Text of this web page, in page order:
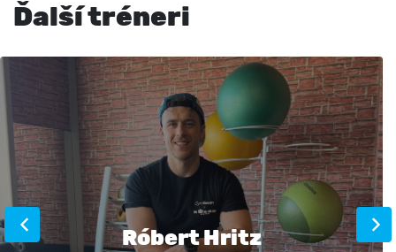
Ďalší tréneri
Róbert Hritz